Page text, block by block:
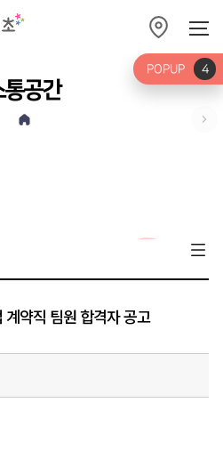
통공간
약직 팀원 합격자 공고
POPUP 4